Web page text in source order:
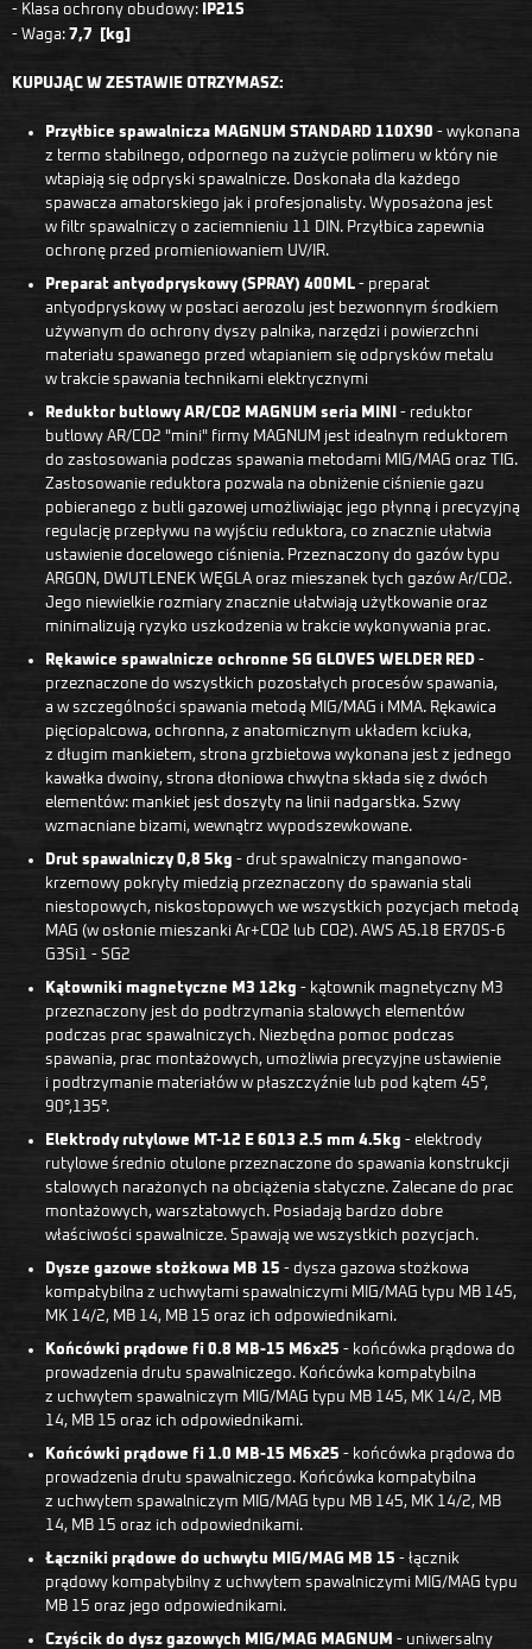
- Klasa ochrony obudowy:
IP21S
- Waga: 7,7 [kg]
KUPUJĄC W ZESTAWIE OTRZYMASZ:
Przyłbice spawalnicza MAGNUM STANDARD 110X90 - wykonana
z termo stabilnego, odpornego na zużycie polimeru w który nie
wtapiają się odpryski spawalnicze. Doskonała dla każdego
spawacza amatorskiego jak i profesjonalisty. Wyposażona jest
w filtr spawalniczy o zaciemnieniu 11 DIN. Przyłbica zapewnia
ochronę przed promieniowaniem UV/IR.
Preparat antyodpryskowy (SPRAY) 400ML - preparat
antyodpryskowy w postaci aerozolu jest bezwonnym środkiem
używanym do ochrony dyszy palnika, narzędzi i powierzchni
materiału spawanego przed wtapianiem się odprysków metalu
w trakcie spawania technikami elektrycznymi
Reduktor butlowy AR/CO2 MAGNUM seria MINI
- reduktor
butlowy AR/CO2 "mini" firmy MAGNUM jest idealnym reduktorem
do zastosowania podczas spawania metodami MIG/MAG oraz TIG.
Zastosowanie reduktora pozwala na obniżenie ciśnienie gazu
pobieranego z butli gazowej umożliwiając jego płynną i precyzyjną
regulację przepływu na wyjściu reduktora, co znacznie ułatwia
ustawienie docelowego ciśnienia. Przeznaczony do gazów typu
ARGON, DWUTLENEK WĘGLA oraz mieszanek tych gazów Ar/CO2.
Jego niewielkie rozmiary znacznie ułatwiają użytkowanie oraz
minimalizują ryzyko uszkodzenia w trakcie wykonywania prac.
Rękawice spawalnicze ochronne SG GLOVES WELDER RED -
przeznaczone do wszystkich pozostałych procesów spawania,
a w szczególności spawania metodą MIG/MAG i MMA. Rękawica
pięciopalcowa, ochronna, z anatomicznym układem kciuka,
z długim mankietem, strona grzbietowa wykonana jest z jednego
kawałka dwoiny, strona dłoniowa chwytna składa się z dwóch
elementów: mankiet jest doszyty na linii nadgarstka. Szwy
wzmacniane bizami, wewnątrz wypodszewkowane.
Drut spawalniczy 0,8 5kg - drut spawalniczy manganowo-
krzemowy pokryty miedzią przeznaczony do spawania stali
niestopowych, niskostopowych we wszystkich pozycjach metodą
MAG (w osłonie mieszanki Ar+CO2 lub CO2). AWS A5.18 ER70S-6
G3Si1 - SG2
Kątowniki magnetyczne M3 12kg - kątownik magnetyczny M3
przeznaczony jest do podtrzymania stalowych elementów
podczas prac spawalniczych. Niezbędna pomoc podczas
spawania, prac montażowych, umożliwia precyzyjne ustawienie
i podtrzymanie materiałów w płaszczyźnie lub pod kątem 45°,
90°,135°.
Elektrody rutylowe MT-12 E 6013 2.5 mm 4.5kg - elektrody
rutylowe średnio otulone przeznaczone do spawania konstrukcji
stalowych narażonych na obciążenia statyczne. Zalecane do prac
montażowych, warsztatowych. Posiadają bardzo dobre
właściwości spawalnicze. Spawają we wszystkich pozycjach.
Dysze gazowe stożkowa MB 15 - dysza gazowa stożkowa
kompatybilna z uchwytami spawalniczymi MIG/MAG typu MB 145,
MK 14/2, MB 14, MB 15 oraz ich odpowiednikami.
Końcówki prądowe fi 0.8 MB-15 M6x25 - końcówka prądowa do
prowadzenia drutu spawalniczego. Końcówka kompatybilna
z uchwytem spawalniczym MIG/MAG typu MB 145, MK 14/2, MB
14, MB 15 oraz ich odpowiednikami.
Końcówki prądowe fi 1.0 MB-15 M6x25 - końcówka prądowa do
prowadzenia drutu spawalniczego. Końcówka kompatybilna
z uchwytem spawalniczym MIG/MAG typu MB 145, MK 14/2, MB
14, MB 15 oraz ich odpowiednikami.
Łączniki prądowe do uchwytu MIG/MAG MB 15 - łącznik
prądowy kompatybilny z uchwytem spawalniczymi MIG/MAG typu
MB 15 oraz jego odpowiednikami.
Czyścik do dysz gazowych MIG/MAG MAGNUM - uniwersalny